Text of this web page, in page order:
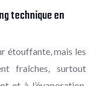
technique en
étouffante, mais les
fraîches, surtout